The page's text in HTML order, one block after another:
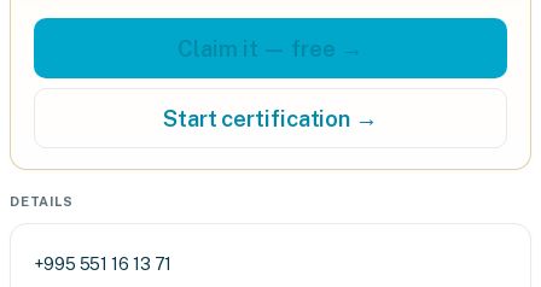
Claim it — free →
Start certification →
DETAILS
+995 551 16 13 71